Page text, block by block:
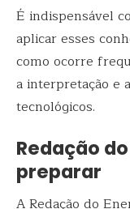
É indispensável
aplicar esses
como ocorre
a interpretação e
tecnológicos.
Redação
preparar
A Redação do